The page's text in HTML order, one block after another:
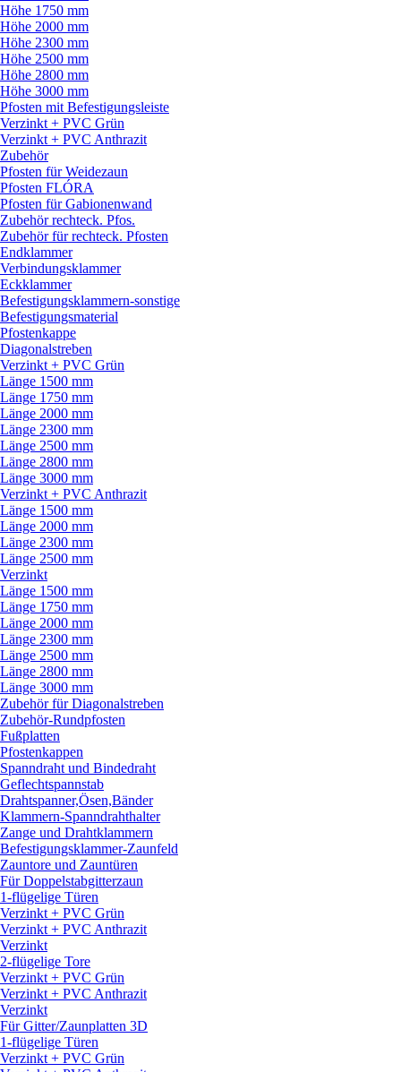
Höhe 1750 mm
Höhe 2000 mm
Höhe 2300 mm
Höhe 2500 mm
Höhe 2800 mm
Höhe 3000 mm
Pfosten mit Befestigungsleiste
Verzinkt + PVC Grün
Verzinkt + PVC Anthrazit
Zubehör
Pfosten für Weidezaun
Pfosten FLÓRA
Pfosten für Gabionenwand
Zubehör rechteck. Pfos.
Zubehör für rechteck. Pfosten
Endklammer
Verbindungsklammer
Eckklammer
Befestigungsklammern-sonstige
Befestigungsmaterial
Pfostenkappe
Diagonalstreben
Verzinkt + PVC Grün
Länge 1500 mm
Länge 1750 mm
Länge 2000 mm
Länge 2300 mm
Länge 2500 mm
Länge 2800 mm
Länge 3000 mm
Verzinkt + PVC Anthrazit
Länge 1500 mm
Länge 2000 mm
Länge 2300 mm
Länge 2500 mm
Verzinkt
Länge 1500 mm
Länge 1750 mm
Länge 2000 mm
Länge 2300 mm
Länge 2500 mm
Länge 2800 mm
Länge 3000 mm
Zubehör für Diagonalstreben
Zubehör-Rundpfosten
Fußplatten
Pfostenkappen
Spanndraht und Bindedraht
Geflechtspannstab
Drahtspanner,Ösen,Bänder
Klammern-Spanndrahthalter
Zange und Drahtklammern
Befestigungsklammer-Zaunfeld
Zauntore und Zauntüren
Für Doppelstabgitterzaun
1-flügelige Türen
Verzinkt + PVC Grün
Verzinkt + PVC Anthrazit
Verzinkt
2-flügelige Tore
Verzinkt + PVC Grün
Verzinkt + PVC Anthrazit
Verzinkt
Für Gitter/Zaunplatten 3D
1-flügelige Türen
Verzinkt + PVC Grün